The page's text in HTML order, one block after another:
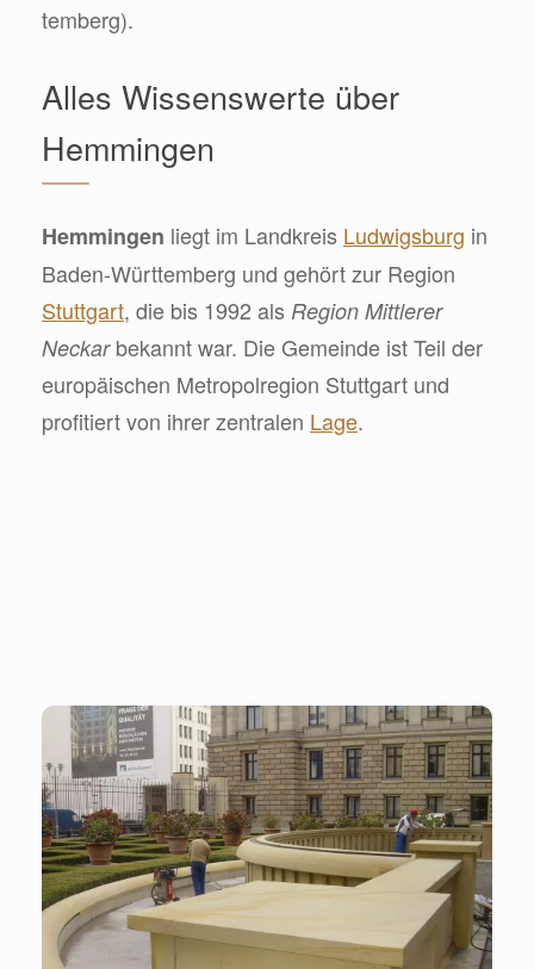
temberg).
Alles Wissenswerte über
Hemmingen
Hemmingen liegt im Landkreis Ludwigsburg in
Baden-Württemberg und gehört zur Region
Stuttgart, die bis 1992 als Region Mittlerer
Neckarbekannt war. Die Gemeinde ist Teil der
europäischen Metropolregion Stuttgart und
profitiert von ihrer zentralen Lage.